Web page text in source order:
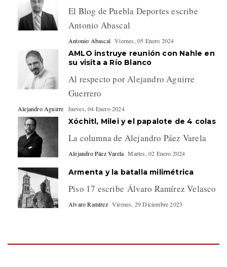
El Blog de Puebla Deportes escribe
Antonio Abascal
Antonio Abascal Viernes, 05 Enero 2024
AMLO instruye reunión con Nahle en
su visita a Río Blanco
Al respecto por Alejandro Aguirre
Guerrero
Alejandro Aguirre Jueves, 04 Enero 2024
Xóchitl, Milei y el papalote de 4 colas
La columna de Alejandro Páez Varela
Alejandro Páez Varela Martes, 02 Enero 2024
Armenta y la batalla milimétrica
Piso 17 escribe Álvaro Ramírez Velasco
Alvaro Ramírez Viernes, 29 Diciembre 2023